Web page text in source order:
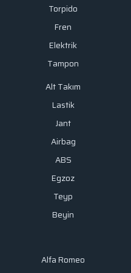
Torpido
Fren
Elektrik
Tampon
Alt Takım
Lastik
Jant
Airbag
ABS
Egzoz
Teyp
Beyin
Alfa Romeo